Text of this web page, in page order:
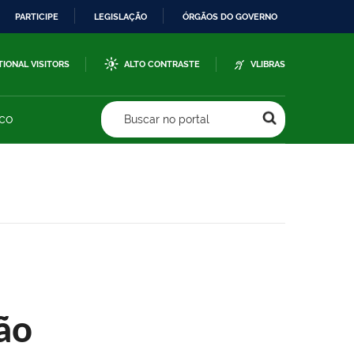
PARTICIPE LEGISLAÇÃO ÓRGÃOS DO GOVERNO
VISITORS ALTO CONTRASTE VLIBRAS
Buscar no portal